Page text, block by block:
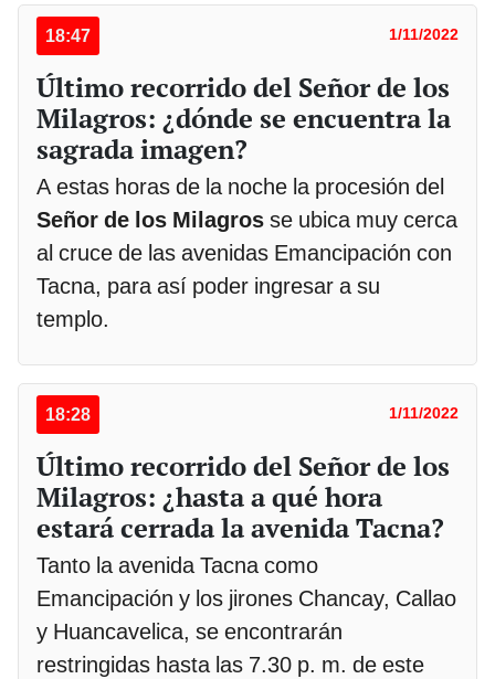
18:47 1/11/2022
Último recorrido del Señor de los
Milagros: ¿dónde se encuentra la
sagrada imagen?
A estas horas de la noche la procesión del
Señor de los Milagros se ubica muy cerca
al cruce de las avenidas Emancipación con
Tacna, para así poder ingresar a su
templo.
18:28 1/11/2022
Último recorrido del Señor de los
Milagros: ¿hasta a qué hora
estará cerrada la avenida Tacna?
Tanto la avenida Tacna como
Emancipación y los jirones Chancay, Callao
y Huancavelica, se encontrarán
restringidas hasta las 7.30 p. m. de este